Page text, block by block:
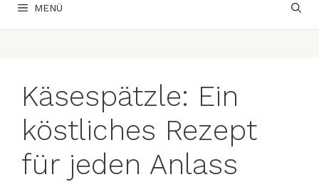
MENÜ
Käsespätzle: Ein
köstliches Rezept
für jeden Anlass